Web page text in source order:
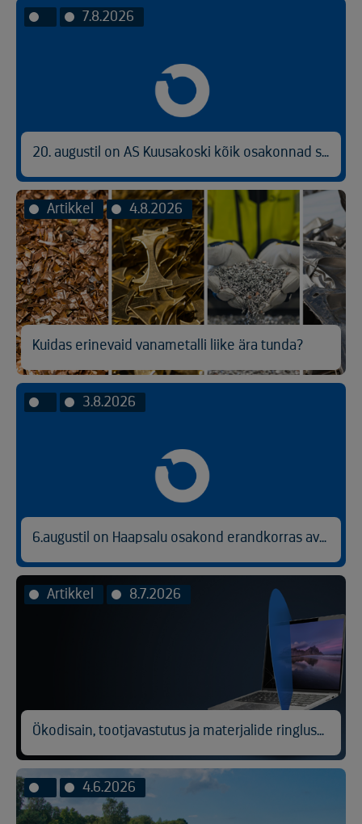
7.8.2026
20. augustil on AS Kuusakoski kõik osakonnad suletud
Artikkel 4.8.2026
Kuidas erinevaid vanametalli liike ära tunda?
3.8.2026
6.augustil on Haapsalu osakond erandkorras avatud kl 9.00-14.30.
Artikkel 8.7.2026
4.6.2026